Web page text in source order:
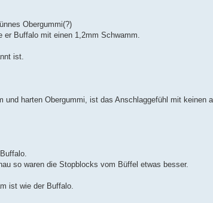
Obergummi(?)
er Buffalo mit einen 1,2mm Schwamm.
ist.
und harten Obergummi, ist das Anschlaggefühl mit keinen
so waren die Stopblocks vom Büffel etwas besser.
ist wie der Buffalo.